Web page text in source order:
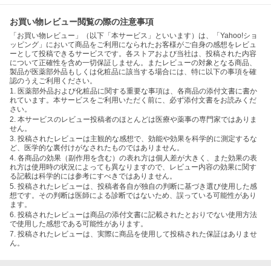
お買い物レビュー閲覧の際の注意事項
「お買い物レビュー」（以下「本サービス」といいます）は、「Yahoo!ショ
ッピング」において商品をご利用になられたお客様がご自身の感想をレビュ
ーとして投稿できるサービスです。各ストアおよび当社は、投稿された内容
について正確性を含め一切保証しません。またレビューの対象となる商品、
製品が医薬部外品もしくは化粧品に該当する場合には、特に以下の事項を確
認のうえご利用ください。
1. 医薬部外品および化粧品に関する重要な事項は、各商品の添付文書に書か
れています。本サービスをご利用いただく前に、必ず添付文書をお読みくだ
さい。
2. 本サービスのレビュー投稿者のほとんどは医療や薬事の専門家ではありま
せん。
3. 投稿されたレビューは主観的な感想で、効能や効果を科学的に測定するな
ど、医学的な裏付けがなされたものではありません。
4. 各商品の効果（副作用を含む）の表れ方は個人差が大きく、また効果の表
れ方は使用時の状況によっても異なりますので、レビュー内容の効果に関す
る記載は科学的には参考にすべきではありません。
5. 投稿されたレビューは、投稿者各自が独自の判断に基づき選び使用した感
想です。その判断は医師による診断ではないため、誤っている可能性があり
ます。
6. 投稿されたレビューは商品の添付文書に記載されたとおりでない使用方法
で使用した感想である可能性があります。
7. 投稿されたレビューは、実際に商品を使用して投稿された保証はありませ
ん。